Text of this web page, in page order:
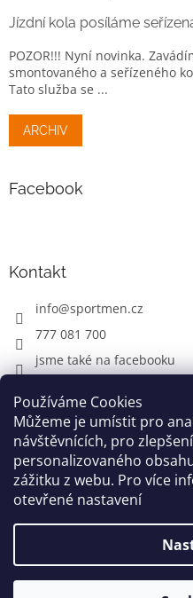
Používáme Cookies
Můžeme je umístit pro
návštěvnících, pro
personalizovaného
zážitku z webu. Pro více
otevřené nastavení
Jízdní kola posíláme
POZOR!!! Nyní novinka.
smontovaného a seřízeného
Tato služba se ...
ARCHIV
Facebook
Kontakt
info@sportmen.cz
777 081 700
jsme také na facebooku
CYKLO
Copyright 2026